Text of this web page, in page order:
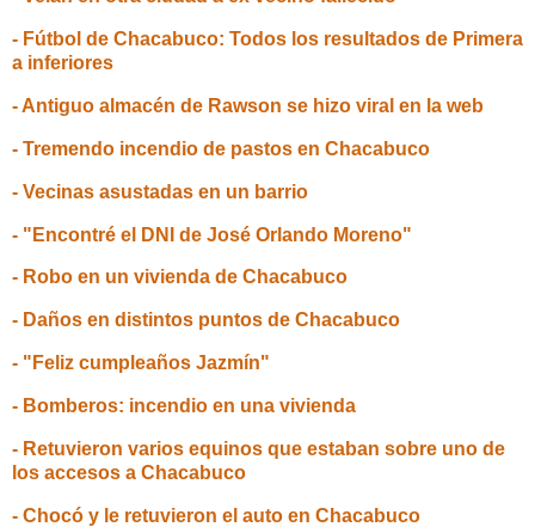
- Fútbol de Chacabuco: Todos los resultados de Primera
a inferiores
- Antiguo almacén de Rawson se hizo viral en la web
- Tremendo incendio de pastos en Chacabuco
- Vecinas asustadas en un barrio
- "Encontré el DNI de José Orlando Moreno"
- Robo en un vivienda de Chacabuco
- Daños en distintos puntos de Chacabuco
- "Feliz cumpleaños Jazmín"
- Bomberos: incendio en una vivienda
- Retuvieron varios equinos que estaban sobre uno de
los accesos a Chacabuco
- Chocó y le retuvieron el auto en Chacabuco